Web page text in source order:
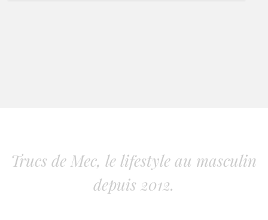
Trucs de Mec, le lifestyle au masculin
depuis 2012.